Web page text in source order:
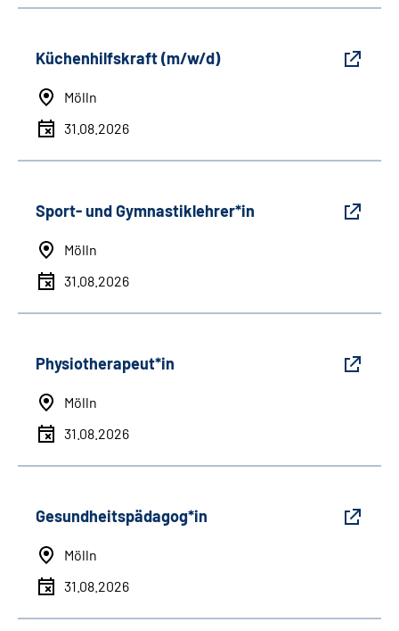
Küchenhilfskraft (m/w/d)
Mölln
31.08.2026
Sport- und Gymnastiklehrer*in
Mölln
31.08.2026
Physiotherapeut*in
Mölln
31.08.2026
Gesundheitspädagog*in
Mölln
31.08.2026